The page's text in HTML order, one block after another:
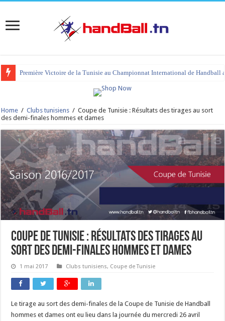
Première Victoire de la Tunisie au Championnat International de Handball
Home / Clubs tunisiens / Coupe de Tunisie : Résultats des tirages au sort
des demi-finales hommes et dames
Coupe de Tunisie : Résultats des tirages au
sort des demi-finales hommes et dames
1 mai 2017 Clubs tunisiens, Coupe de Tunisie
Le tirage au sort des demi-finales de la Coupe de Tunisie de Handball
hommes et dames ont eu lieu dans la journée du mercredi 26 avril